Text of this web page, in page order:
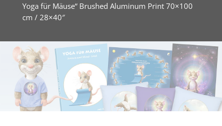
Yoga für Mäuse“ Brushed Aluminum Print 70×100
cm / 28×40″